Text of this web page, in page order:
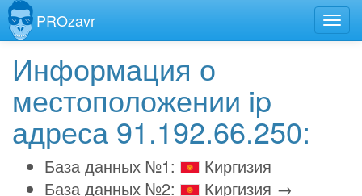
PROzavr
Информация о
местоположении ip
адреса 91.192.66.250:
База данных №1:
Киргизия
База данных №2:
Киргизия →